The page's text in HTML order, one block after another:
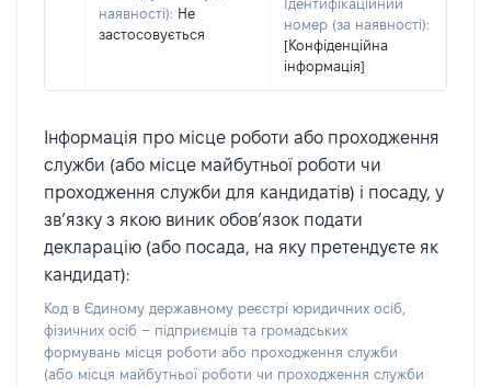
наявності): Не
застосовується
Ідентифікаційний
номер (за наявності):
[Конфіденційна
інформація]
Інформація про місце роботи або проходження
служби (або місце майбутньої роботи чи
проходження служби для кандидатів) і посаду, у
зв’язку з якою виник обов’язок подати
декларацію (або посада, на яку претендуєте як
кандидат):
Код в Єдиному державному реєстрі юридичних осіб,
фізичних осіб – підприємців та громадських
формувань місця роботи або проходження служби
(або місця майбутньої роботи чи проходження служби